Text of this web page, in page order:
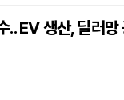
은 USMCA에 대한 불확
은 USTR에 제출한 서류
의 새로운 미국 투자가
EV 생산, 딜러망